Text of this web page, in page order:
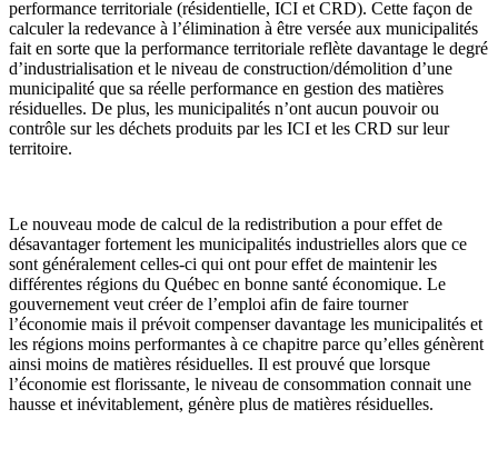
performance territoriale (résidentielle, ICI et CRD). Cette façon de
calculer la redevance à l’élimination à être versée aux municipalités
fait en sorte que la performance territoriale reflète davantage le degré
d’industrialisation et le niveau de construction/démolition d’une
municipalité que sa réelle performance en gestion des matières
résiduelles. De plus, les municipalités n’ont aucun pouvoir ou
contrôle sur les déchets produits par les ICI et les CRD sur leur
territoire.
Le nouveau mode de calcul de la redistribution a pour effet de
désavantager fortement les municipalités industrielles alors que ce
sont généralement celles-ci qui ont pour effet de maintenir les
différentes régions du Québec en bonne santé économique. Le
gouvernement veut créer de l’emploi afin de faire tourner
l’économie mais il prévoit compenser davantage les municipalités et
les régions moins performantes à ce chapitre parce qu’elles génèrent
ainsi moins de matières résiduelles. Il est prouvé que lorsque
l’économie est florissante, le niveau de consommation connait une
hausse et inévitablement, génère plus de matières résiduelles.